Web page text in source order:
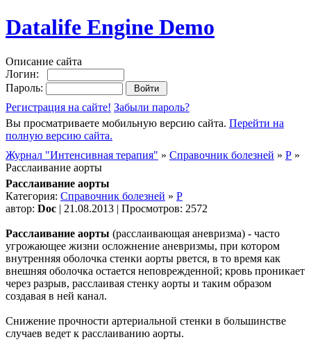
Datalife Engine Demo
Описание сайта
Логин:
Пароль:
Регистрация на сайте! Забыли пароль?
Вы просматриваете мобильную версию сайта. Перейти на
полную версию сайта.
Журнал "Интенсивная терапия" » Справочник болезней » Р »
Расслаивание аорты
Расслаивание аорты
Категория: Справочник болезней » Р
автор: Doc | 21.08.2013 | Просмотров: 2572
Расслаивание аорты (расслаивающая аневризма) - часто
угрожающее жизни осложнение аневризмы, при котором
внутренняя оболочка стенки аорты рвется, в то время как
внешняя оболочка остается неповрежденной; кровь проникает
через разрыв, расслаивая стенку аорты и таким образом
создавая в ней канал.
Снижение прочности артериальной стенки в большинстве
случаев ведет к расслаиванию аорты.